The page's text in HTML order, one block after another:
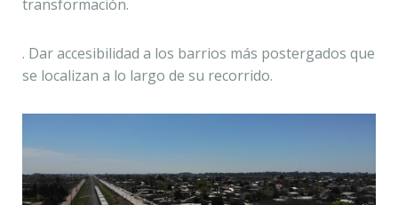
transformación.
. Dar accesibilidad a los barrios más postergados que
se localizan a lo largo de su recorrido.